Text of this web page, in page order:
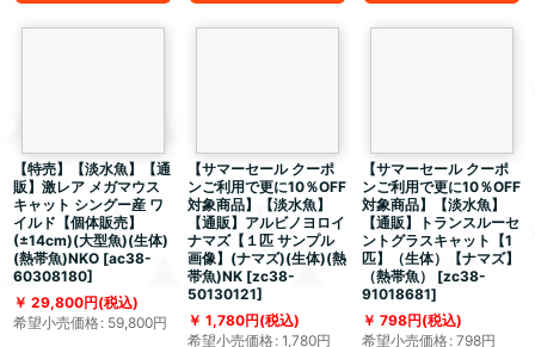
【特売】【淡水魚】【通
販】激レア メガマウス
キャット シングー産 ワ
イルド【個体販売】
(±14cm)(大型魚)(生体)
(熱帯魚)NKO [ac38-
60308180]
29,800円(税込)
希望小売価格: 59,800円
【サマーセール クーポ
ンご利用で更に10％OFF
対象商品】【淡水魚】
【通販】アルビノヨロイ
ナマズ【１匹 サンプル
画像】(ナマズ)(生体)(熱
帯魚)NK [zc38-
50130121]
1,780円(税込)
希望小売価格: 1,780円
【サマーセール クーポ
ンご利用で更に10％OFF
対象商品】【淡水魚】
【通販】トランスルーセ
ントグラスキャット【1
匹】（生体）【ナマズ】
（熱帯魚）
[zc38-
91018681]
798円(税込)
希望小売価格: 798円